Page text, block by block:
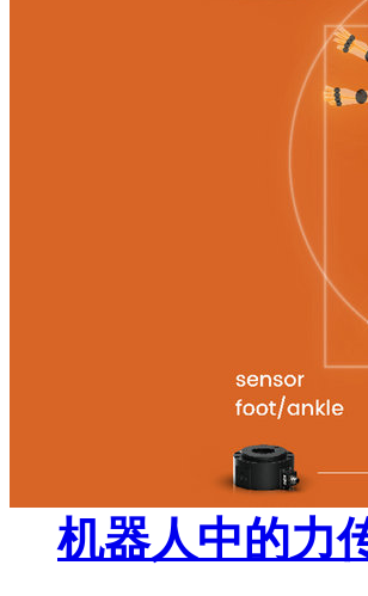
机器人中的力